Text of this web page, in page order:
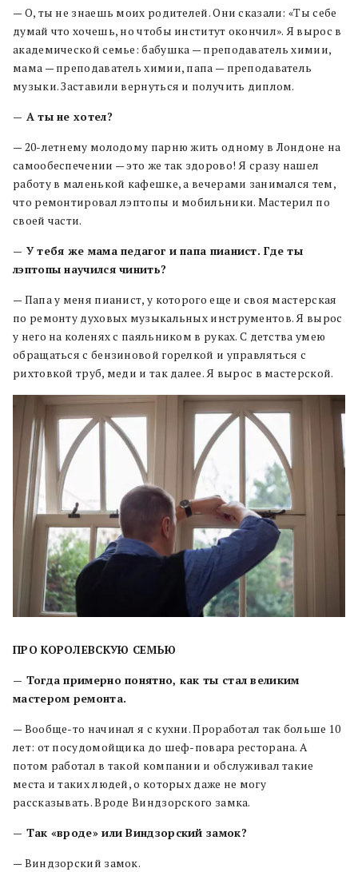
— О, ты не знаешь моих родителей. Они сказали: «Ты себе
думай что хочешь, но чтобы институт окончил». Я вырос в
академической семье: бабушка — преподаватель химии,
мама — преподаватель химии, папа — преподаватель
музыки. Заставили вернуться и получить диплом.
— А ты не хотел?
— 20-летнему молодому парню жить одному в Лондоне на
самообеспечении — это же так здорово! Я сразу нашел
работу в маленькой кафешке, а вечерами занимался тем,
что ремонтировал лэптопы и мобильники. Мастерил по
своей части.
— У тебя же мама педагог и папа пианист. Где ты
лэптопы научился чинить?
— Папа у меня пианист, у которого еще и своя мастерская
по ремонту духовых музыкальных инструментов. Я вырос
у него на коленях с паяльником в руках. С детства умею
обращаться с бензиновой горелкой и управляться с
рихтовкой труб, меди и так далее. Я вырос в мастерской.
ПРО КОРОЛЕВСКУЮ СЕМЬЮ
— Тогда примерно понятно, как ты стал великим
мастером ремонта.
— Вообще-то начинал я с кухни. Проработал так больше 10
лет: от посудомойщика до шеф-повара ресторана. А
потом работал в такой компании и обслуживал такие
места и таких людей, о которых даже не могу
рассказывать. Вроде Виндзорского замка.
— Так «вроде» или Виндзорский замок?
— Виндзорский замок.